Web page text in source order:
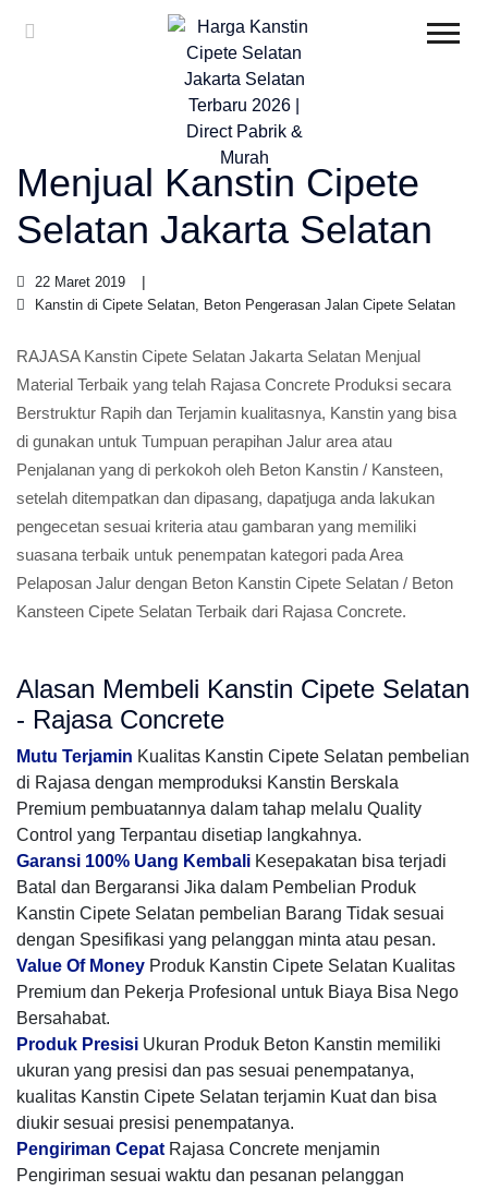
Menjual Kanstin Cipete
Selatan Jakarta Selatan
22 Maret 2019
Kanstin di Cipete Selatan, Beton Pengerasan Jalan Cipete Selatan
RAJASA Kanstin Cipete Selatan Jakarta Selatan Menjual
Material Terbaik yang telah Rajasa Concrete Produksi secara
Berstruktur Rapih dan Terjamin kualitasnya, Kanstin yang bisa
di gunakan untuk Tumpuan perapihan Jalur area atau
Penjalanan yang di perkokoh oleh Beton Kanstin / Kansteen,
setelah ditempatkan dan dipasang, dapatjuga anda lakukan
pengecetan sesuai kriteria atau gambaran yang memiliki
suasana terbaik untuk penempatan kategori pada Area
Pelaposan Jalur dengan Beton Kanstin Cipete Selatan / Beton
Kansteen Cipete Selatan Terbaik dari Rajasa Concrete.
Alasan Membeli Kanstin Cipete Selatan
- Rajasa Concrete
Mutu Terjamin Kualitas Kanstin Cipete Selatan pembelian
di Rajasa dengan memproduksi Kanstin Berskala
Premium pembuatannya dalam tahap melalu Quality
Control yang Terpantau disetiap langkahnya.
Garansi 100% Uang Kembali Kesepakatan bisa terjadi
Batal dan Bergaransi Jika dalam Pembelian Produk
Kanstin Cipete Selatan pembelian Barang Tidak sesuai
dengan Spesifikasi yang pelanggan minta atau pesan.
Value Of Money Produk Kanstin Cipete Selatan Kualitas
Premium dan Pekerja Profesional untuk Biaya Bisa Nego
Bersahabat.
Produk Presisi Ukuran Produk Beton Kanstin memiliki
ukuran yang presisi dan pas sesuai penempatanya,
kualitas Kanstin Cipete Selatan terjamin Kuat dan bisa
diukir sesuai presisi penempatanya.
Pengiriman Cepat Rajasa Concrete menjamin
Pengiriman sesuai waktu dan pesanan pelanggan